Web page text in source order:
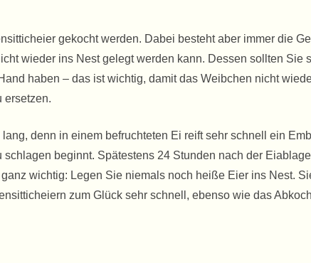
gekocht werden. Dabei besteht aber immer die
wieder ins Nest gelegt werden kann. Dessen sollten Sie
haben – das ist wichtig, damit das Weibchen nicht
ersetzen.
denn in einem befruchteten Ei reift sehr schnell ein
beginnt. Spätestens 24 Stunden nach der
wichtig: Legen Sie niemals noch heiße Eier ins Nest.
zum Glück sehr schnell, ebenso wie das